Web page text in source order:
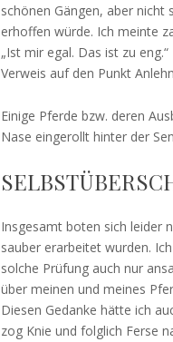
schönen Gängen, aber
erhoffen würde. Ich meinte
„Ist mir egal. Das ist zu
Verweis auf den Punkt
Einige Pferde bzw. deren
Nase eingerollt hinter der
Insgesamt boten sich leider
sauber erarbeitet wurden.
solche Prüfung auch nur
über meinen und meines
Diesen Gedanke hätte ich
zog Knie und folglich Ferse